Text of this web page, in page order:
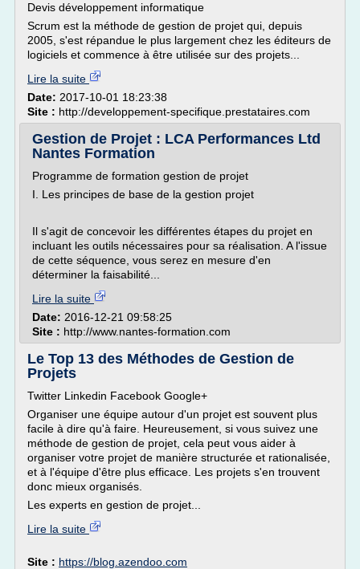
Devis développement informatique
Scrum est la méthode de gestion de projet qui, depuis
2005, s'est répandue le plus largement chez les éditeurs de
logiciels et commence à être utilisée sur des projets...
Lire la suite
Date: 2017-10-01 18:23:38
Site : http://developpement-specifique.prestataires.com
Gestion de Projet : LCA Performances Ltd
Nantes Formation
Programme de formation gestion de projet
I. Les principes de base de la gestion projet
Il s'agit de concevoir les différentes étapes du projet en
incluant les outils nécessaires pour sa réalisation. A l'issue
de cette séquence, vous serez en mesure d'en
déterminer la faisabilité...
Lire la suite
Date: 2016-12-21 09:58:25
Site : http://www.nantes-formation.com
Le Top 13 des Méthodes de Gestion de
Projets
Twitter Linkedin Facebook Google+
Organiser une équipe autour d'un projet est souvent plus
facile à dire qu'à faire. Heureusement, si vous suivez une
méthode de gestion de projet, cela peut vous aider à
organiser votre projet de manière structurée et rationalisée,
et à l'équipe d'être plus efficace. Les projets s'en trouvent
donc mieux organisés.
Les experts en gestion de projet...
Lire la suite
Site : https://blog.azendoo.com